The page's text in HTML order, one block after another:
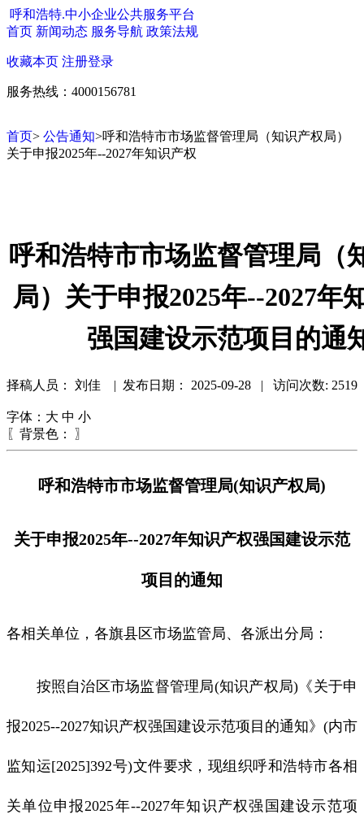
呼和浩特.中小企业公共服务平台
首页 新闻动态 服务导航 政策法规
收藏本页 注册登录
服务热线：4000156781
首页> 公告通知>呼和浩特市市场监督管理局（知识产权局）
关于申报2025年--2027年知识产权
呼和浩特市市场监督管理局（
局）关于申报2025年--2027年
强国建设示范项目的通
择稿人员： 刘佳 | 发布日期： 2025-09-28 | 访问次数: 2519
字体： 大 中 小
〖背景色： 〗
呼和浩特市市场监督管理局(知识产权局)
关于申报2025年--2027年知识产权强国建设示范
项目的通知
各相关单位，各旗县区市场监管局、各派出分局：
按照自治区市场监督管理局(知识产权局)《关于申
报2025--2027知识产权强国建设示范项目的通知》(内市
监知运[2025]392号)文件要求，现组织呼和浩特市各相
关单位申报2025年--2027年知识产权强国建设示范项